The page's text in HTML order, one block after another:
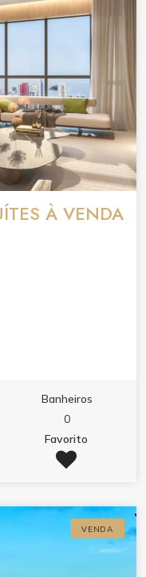
À VENDA
Banheiros
0
Favorito
VENDA